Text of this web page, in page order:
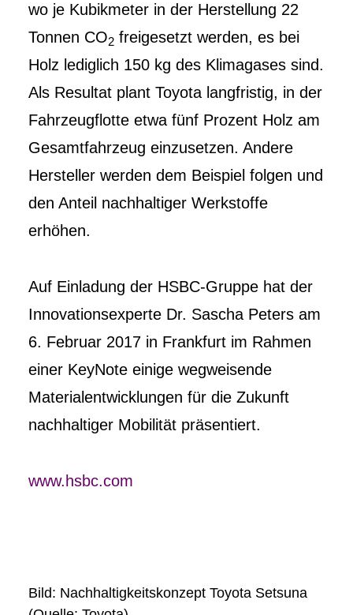
wo je Kubikmeter in der Herstellung 22
Tonnen CO2 freigesetzt werden, es bei
Holz lediglich 150 kg des Klimagases sind.
Als Resultat plant Toyota langfristig, in der
Fahrzeugflotte etwa fünf Prozent Holz am
Gesamtfahrzeug einzusetzen. Andere
Hersteller werden dem Beispiel folgen und
den Anteil nachhaltiger Werkstoffe
erhöhen.
Auf Einladung der HSBC-Gruppe hat der
Innovationsexperte Dr. Sascha Peters am
6. Februar 2017 in Frankfurt im Rahmen
einer KeyNote einige wegweisende
Materialentwicklungen für die Zukunft
nachhaltiger Mobilität präsentiert.
www.hsbc.com
Bild: Nachhaltigkeitskonzept Toyota Setsuna